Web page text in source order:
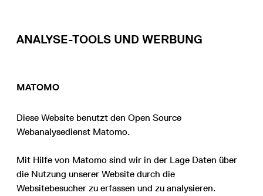
ANALYSE-TOOLS UND WERBUNG
MATOMO
Diese Website benutzt den Open Source
Webanalysedienst Matomo.
Mit Hilfe von Matomo sind wir in der Lage Daten über
die Nutzung unserer Website durch die
Websitebesucher zu erfassen und zu analysieren.